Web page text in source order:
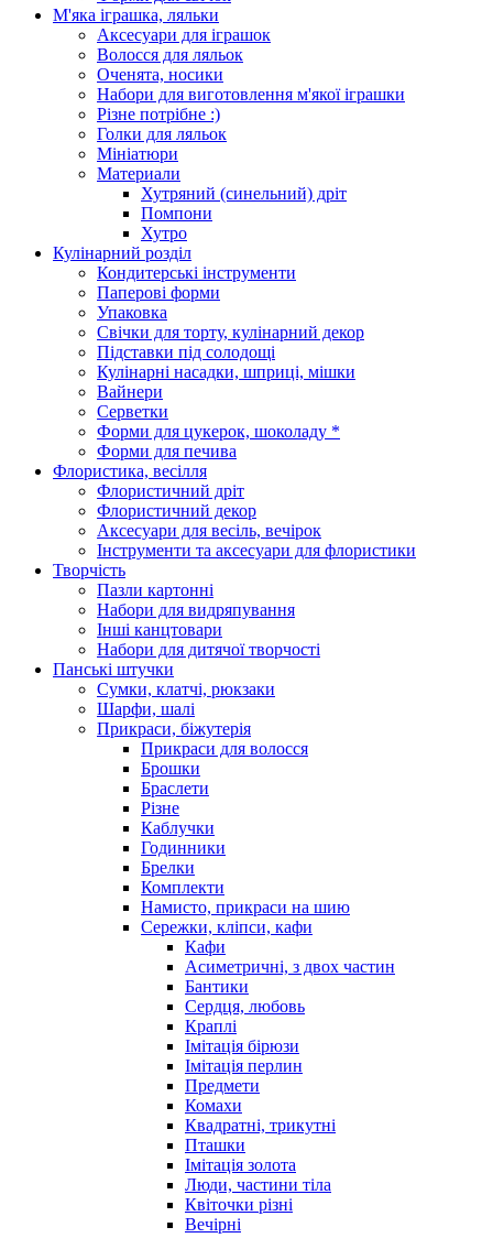
М'яка іграшка, ляльки
Аксесуари для іграшок
Волосся для ляльок
Оченята, носики
Набори для виготовлення м'якої іграшки
Різне потрібне :)
Голки для ляльок
Мініатюри
Материали
Хутряний (синельний) дріт
Помпони
Хутро
Кулінарний розділ
Кондитерські інструменти
Паперові форми
Упаковка
Свічки для торту, кулінарний декор
Підставки під солодощі
Кулінарні насадки, шприці, мішки
Вайнери
Серветки
Форми для цукерок, шоколаду *
Форми для печива
Флористика, весілля
Флористичний дріт
Флористичний декор
Аксесуари для весіль, вечірок
Інструменти та аксесуари для флористики
Творчість
Пазли картонні
Набори для видряпування
Інші канцтовари
Набори для дитячої творчості
Панські штучки
Сумки, клатчі, рюкзаки
Шарфи, шалі
Прикраси, біжутерія
Прикраси для волосся
Брошки
Браслети
Різне
Каблучки
Годинники
Брелки
Комплекти
Намисто, прикраси на шию
Сережки, кліпси, кафи
Кафи
Асиметричні, з двох частин
Бантики
Сердця, любовь
Краплі
Імітація бірюзи
Імітація перлин
Предмети
Комахи
Квадратні, трикутні
Пташки
Імітація золота
Люди, частини тіла
Квіточки різні
Вечірні